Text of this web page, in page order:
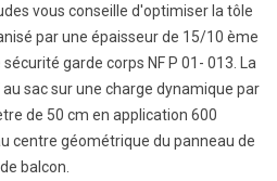
vous conseille d'optimiser la tôle
par une épaisseur de 15/10 ème
garde corps NF P 01- 013. La
sac sur une charge dynamique par
de 50 cm en application 600
centre géométrique du panneau de
balcon.